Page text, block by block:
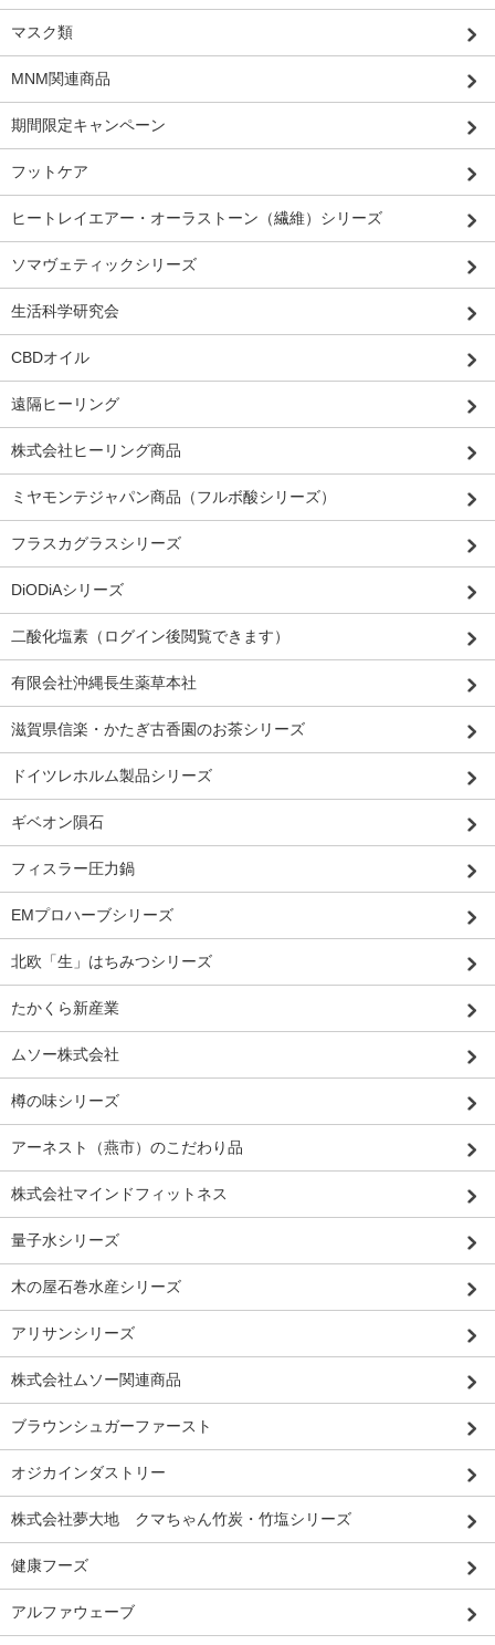
マスク類
MNM関連商品
期間限定キャンペーン
フットケア
ヒートレイエアー・オーラストーン（繊維）シリーズ
ソマヴェティックシリーズ
生活科学研究会
CBDオイル
遠隔ヒーリング
株式会社ヒーリング商品
ミヤモンテジャパン商品（フルボ酸シリーズ）
フラスカグラスシリーズ
DiODiAシリーズ
二酸化塩素（ログイン後閲覧できます）
有限会社沖縄長生薬草本社
滋賀県信楽・かたぎ古香園のお茶シリーズ
ドイツレホルム製品シリーズ
ギベオン隕石
フィスラー圧力鍋
EMプロハーブシリーズ
北欧「生」はちみつシリーズ
たかくら新産業
ムソー株式会社
樽の味シリーズ
アーネスト（燕市）のこだわり品
株式会社マインドフィットネス
量子水シリーズ
木の屋石巻水産シリーズ
アリサンシリーズ
株式会社ムソー関連商品
ブラウンシュガーファースト
オジカインダストリー
株式会社夢大地 クマちゃん竹炭・竹塩シリーズ
健康フーズ
アルファウェーブ